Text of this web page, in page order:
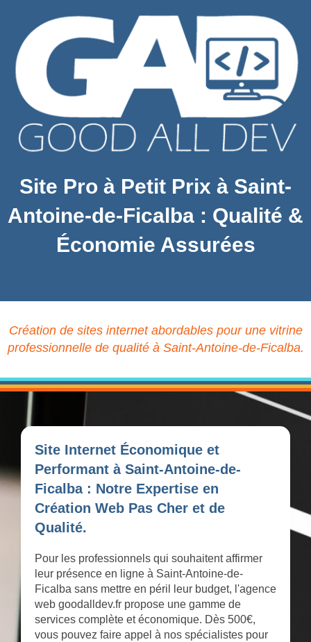
Site Pro à Petit Prix à Saint-
Antoine-de-Ficalba : Qualité &
Économie Assurées
Création de sites internet abordables pour une vitrine
professionnelle de qualité à Saint-Antoine-de-Ficalba.
Site Internet Économique et
Performant à Saint-Antoine-de-
Ficalba : Notre Expertise en
Création Web Pas Cher et de
Qualité.
Pour les professionnels qui souhaitent affirmer
leur présence en ligne à Saint-Antoine-de-
Ficalba sans mettre en péril leur budget, l'agence
web goodalldev.fr propose une gamme de
services complète et économique. Dès 500€,
vous pouvez faire appel à nos spécialistes pour